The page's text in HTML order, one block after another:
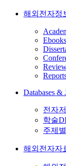
해외전자정
Ebooks
Databases &
전자
학술
주제
해외전자자